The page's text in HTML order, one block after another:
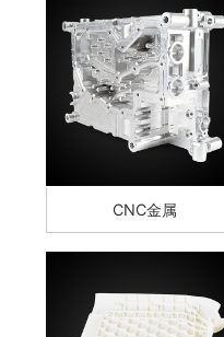
CNC金属